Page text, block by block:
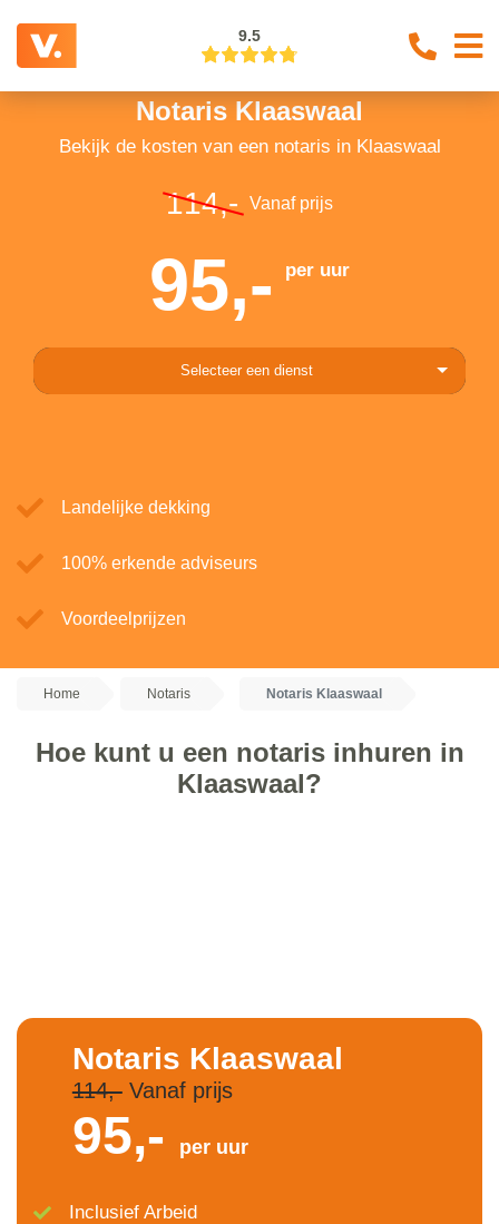
9.5
Notaris Klaaswaal
Bekijk de kosten van een notaris in Klaaswaal
114,- Vanaf prijs
95,- per uur
Selecteer een dienst
Landelijke dekking
100% erkende adviseurs
Voordeelprijzen
Home Notaris Notaris Klaaswaal
Hoe kunt u een notaris inhuren in
Klaaswaal?
Notaris Klaaswaal
114,-Vanaf prijs
95,- per uur
Inclusief Arbeid